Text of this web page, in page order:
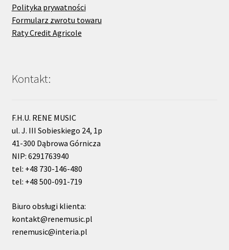
Polityka prywatności
Formularz zwrotu towaru
Raty Credit Agricole
Kontakt:
F.H.U. RENE MUSIC
ul. J. III Sobieskiego 24, 1p
41-300 Dąbrowa Górnicza
NIP: 6291763940
tel: +48 730-146-480
tel: +48 500-091-719
Biuro obsługi klienta:
kontakt@renemusic.pl
renemusic@interia.pl